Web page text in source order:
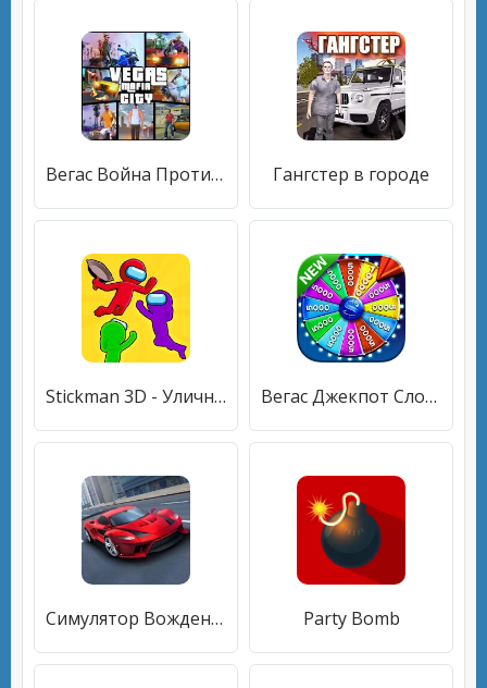
Вегас Война Против Мафии - Машины И Выживание 2021 Гангстер в городе
Stickman 3D - Уличный гангстер Вегас Джекпот Слоты (Slots)
Симулятор Вождения 2 Mашинки Новая Игра Вождения! Party Bomb